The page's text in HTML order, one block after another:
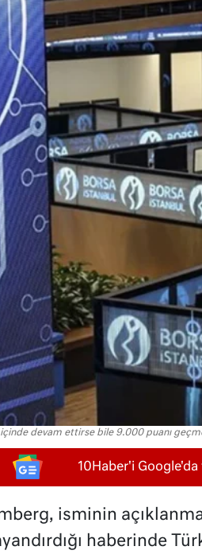
devam ettirse bile 9.000 puanı
10Haber'i
isminin
haberinde